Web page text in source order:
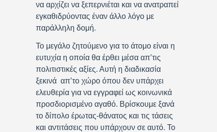
να αρχίζει να ξεπερνιέται και να ανατραπεί
εγκαθιδρύοντας έναν άλλο λόγο με
παράλληλη δομή.
Το μεγάλο ζητούμενο για το άτομο είναι η
ευτυχία η οποία θα έρθει μέσα απ’τις
πολιτιστικές αξίες. Αυτή η διαδικασία
ξεκινά απ’το χώρο όπου δεν υπάρχει
ελευθερία για να εγγραφεί ως κοινωνικά
προσδιορισμένο αγαθό. Βρίσκουμε ξανά
το δίπολο έρωτας-θάνατος και τις τάσεις
και αντιτάσεις που υπάρχουν σε αυτό. Το